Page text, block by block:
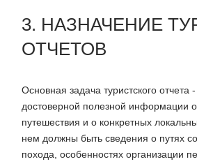
3. НАЗНАЧЕНИЕ
ОТЧЕТОВ
Основная задача туристского
достоверной полезной информации
путешествия и о конкретных
нем должны быть сведения о путях
похода, особенностях организации